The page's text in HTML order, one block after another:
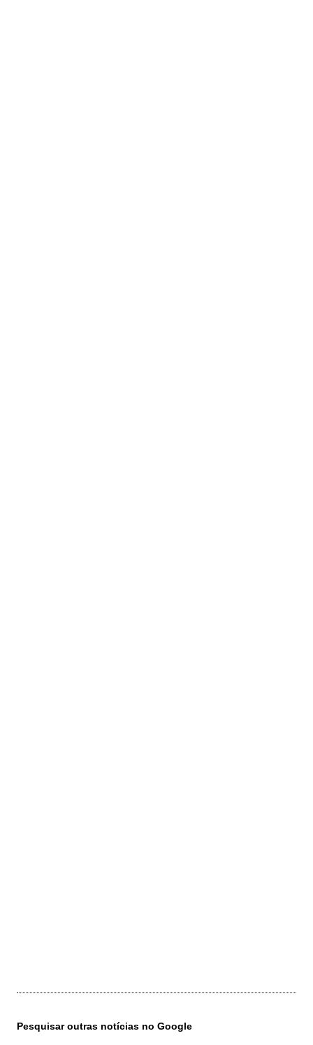
Pesquisar outras notícias no Google